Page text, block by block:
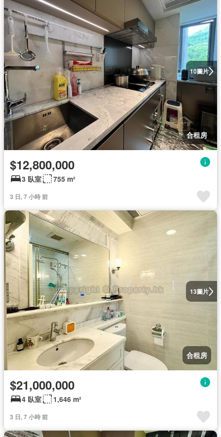
10圖片
合租房
$12,800,000
3 臥室 755 m²
3 日, 7 小時 前
13圖片
合租房
$21,000,000
4 臥室 1,646 m²
3 日, 7 小時 前